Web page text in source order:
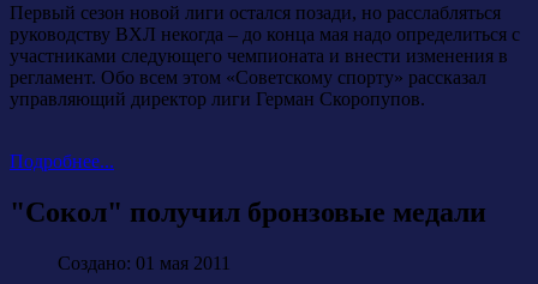
Первый сезон новой лиги остался позади, но расслабляться
руководству ВХЛ некогда – до конца мая надо определиться с
участниками следующего чемпионата и внести изменения в
регламент. Обо всем этом «Советскому спорту» рассказал
управляющий директор лиги Герман Скоропупов.
Подробнее...
"Сокол" получил бронзовые медали
Создано: 01 мая 2011